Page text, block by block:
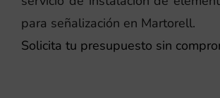
para señalización en Martorell.
Solicita tu presupuesto sin